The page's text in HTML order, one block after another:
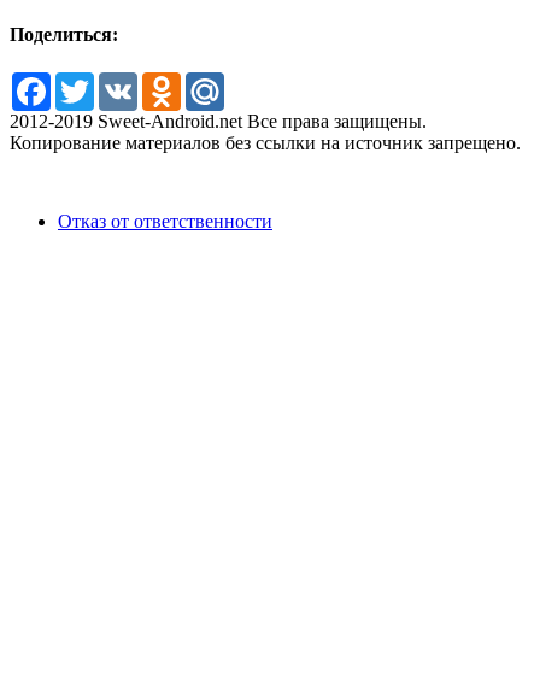
Поделиться:
Facebook
TwitterVK Odnoklassniki
2012-2019 Sweet-Android.net Все права защищены.
Копирование материалов без ссылки на источник запрещено.
Отказ от ответственности